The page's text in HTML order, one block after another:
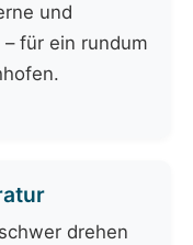
und
für ein rundum
drehen